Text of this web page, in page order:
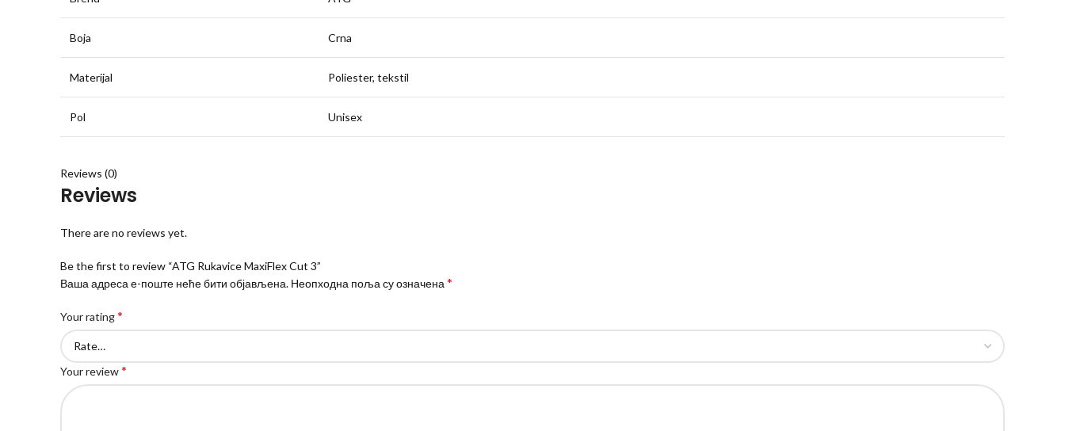
Boja Crna
Materijal Poliester, tekstil
Pol Unisex
Reviews (0)
Reviews
There are no reviews yet.
Be the first to review “ATG Rukavice MaxiFlex Cut 3”
Ваша адреса е-поште неће бити објављена. Неопходна поља су означена *
Your rating*
Your review*